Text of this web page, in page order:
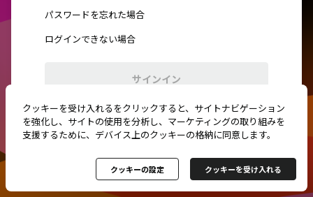
パスワードを忘れた場合
ログインできない場合
サインイン
初めてご利用ですか？新規登録
クッキーを受け入れるをクリックすると、サイトナビゲーション
を強化し、サイトの使用を分析し、マーケティングの取り組みを
支援するために、デバイス上のクッキーの格納に同意します。
クッキーの設定 クッキーを受け入れる